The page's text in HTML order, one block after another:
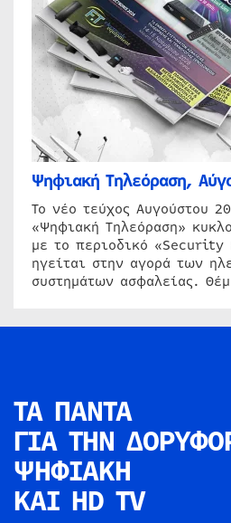
Ψηφιακή Τηλεόραση,
Το νέο τεύχος Αυγούστου
«Ψηφιακή Τηλεόραση»
με το περιοδικό
ηγείται στην αγορά των
συστημάτων ασφαλείας.
ΤΑ ΠΑΝΤΑ
ΓΙΑ ΤΗΝ
ΨΗΦΙΑΚΗ
ΚΑΙ HD TV